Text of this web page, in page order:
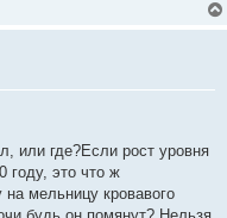
или где?Если рост уровня
году, это что ж
мельницу кровавого